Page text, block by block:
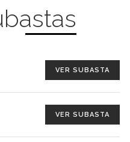
VER SUBASTA
VER SUBASTA